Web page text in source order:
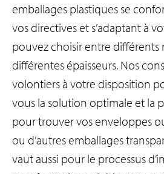
emballages plastiques se
vos directives et s’adaptant à
pouvez choisir entre différents
différentes épaisseurs. Nos
volontiers à votre disposition
vous la solution optimale et la
pour trouver vos enveloppes
ou d’autres emballages
vaut aussi pour le processus